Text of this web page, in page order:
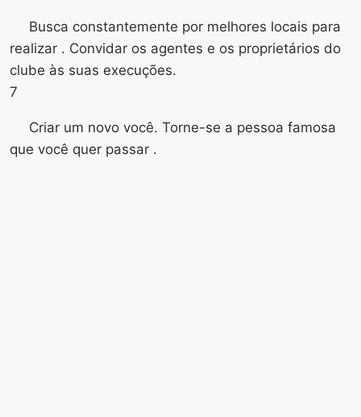
Busca constantemente por melhores locais para
realizar . Convidar os agentes e os proprietários do
clube às suas execuções.
7
Criar um novo você. Torne-se a pessoa famosa
que você quer passar .